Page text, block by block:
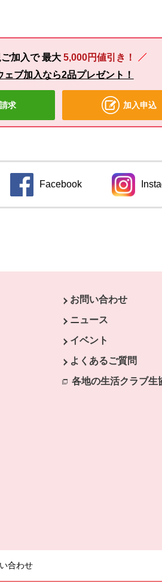
ご加入で最大5,000円値引き！
ェブ加入なら2品プレゼント！
求 加入申込
Facebook
別のウィンドウで開きます。別のウィン
お問い合わせ
ニュース
イベント
よくあるご質問
各地の生活クラブ生
合わせ